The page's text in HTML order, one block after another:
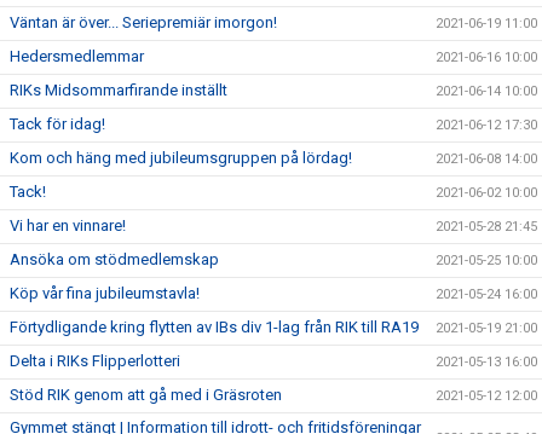
Väntan är över... Seriepremiär imorgon! 2021-06-19 11:00
Hedersmedlemmar 2021-06-16 10:00
RIKs Midsommarfirande inställt 2021-06-14 10:00
Tack för idag! 2021-06-12 17:30
Kom och häng med jubileumsgruppen på lördag! 2021-06-08 14:00
Tack! 2021-06-02 10:00
Vi har en vinnare! 2021-05-28 21:45
Ansöka om stödmedlemskap 2021-05-25 10:00
Köp vår fina jubileumstavla! 2021-05-24 16:00
Förtydligande kring flytten av IBs div 1-lag från RIK till RA19 2021-05-19 21:00
Delta i RIKs Flipperlotteri 2021-05-13 16:00
Stöd RIK genom att gå med i Gräsroten 2021-05-12 12:00
Gymmet stängt | Information till idrott- och fritidsföreningar